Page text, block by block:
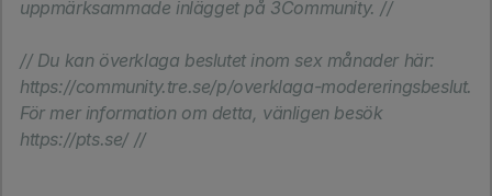
uppmärksammade inlägget på 3Community. //
// Du kan överklaga beslutet inom sex månader här:
https://community.tre.se/p/overklaga-modereringsbeslut.
För mer information om detta, vänligen besök
https://pts.se/ //